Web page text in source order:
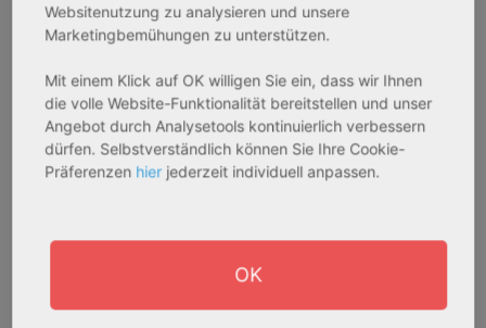
Bestandsobjekt
Gesamtfläche:
Gesamtpreis:
233.556,67 € - 349.016,67 €
Bestandsobjekt
Gesamtfläche:
Gesamtpreis:
324.754,29 € - 358.289,14 €
Websitenutzung zu analysieren und unsere
Marketingbemühungen zu unterstützen.
Mit einem Klick auf OK willigen Sie ein, dass wir Ihnen
die volle Website-Funktionalität bereitstellen und unser
Angebot durch Analysetools kontinuierlich verbessern
dürfen. Selbstverständlich können Sie Ihre Cookie-
Präferenzen hier jederzeit individuell anpassen.
OK